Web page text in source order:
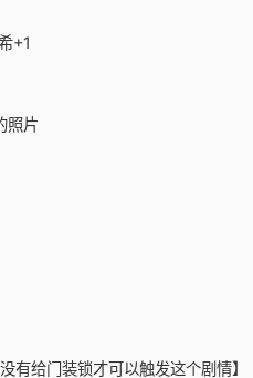
+1
照片
有给门装锁才可以触发这个剧情】